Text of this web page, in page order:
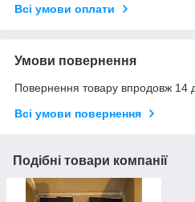
Всі умови оплати
Умови повернення
Повернення товару впродовж 14
Всі умови повернення
Подібні товари компанії